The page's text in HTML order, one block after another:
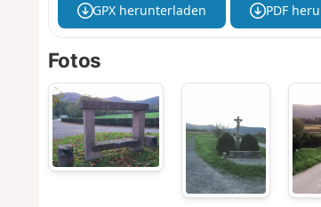
GPX herunterladen PDF
Fotos